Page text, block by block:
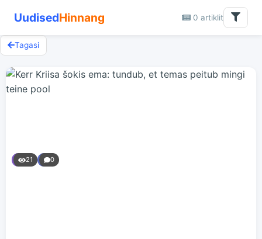
UudisedHinnang 0 artiklit
Tagasi
21 0